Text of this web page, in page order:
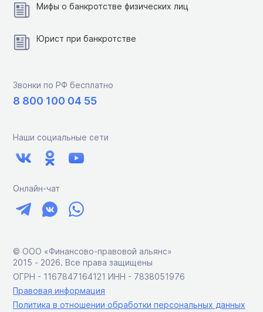
Мифы о банкротстве физических лиц
Юрист при банкротстве
Звонки по РФ бесплатно
8 800 100 04 55
Наши социальные сети
Онлайн-чат
© ООО «Финансово-правовой альянс»
2015 ‑ 2026. Все права защищены
ОГРН - 1167847164121 ИНН - 7838051976
Правовая информация
Политика в отношении обработки персональных данных